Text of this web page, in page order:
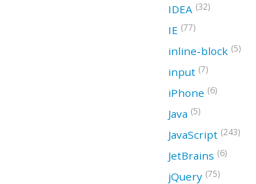
IDEA (32)
IE (77)
inline-block (5)
input (7)
iPhone (6)
Java (5)
JavaScript (243)
JetBrains (6)
jQuery (75)